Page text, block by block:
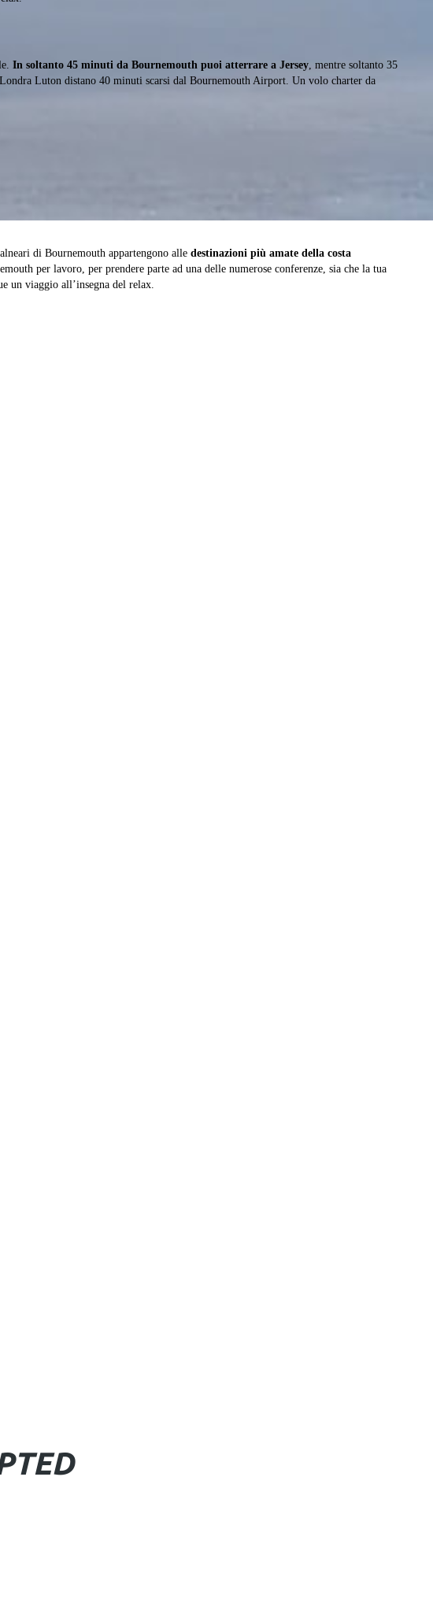
In soltanto 45 minuti da Bournemouth puoi atterrare a Jersey , mentre soltanto 35
Luton distano 40 minuti scarsi dal Bournemouth Airport. Un volo charter da
di Bournemouth appartengono alle destinazioni più amate della costa
per lavoro, per prendere parte ad una delle numerose conferenze, sia che la tua
un viaggio all’insegna del relax.